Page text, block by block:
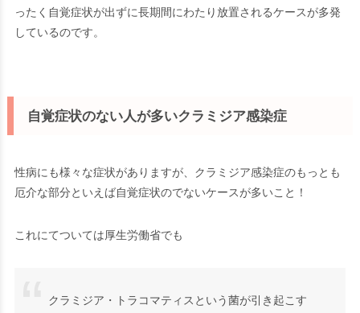
ったく自覚症状が出ずに長期間にわたり放置されるケースが多発
しているのです。
自覚症状のない人が多いクラミジア感染症
性病にも様々な症状がありますが、クラミジア感染症のもっとも
厄介な部分といえば自覚症状のでないケースが多いこと！
これにてついては厚生労働省でも
クラミジア・トラコマティスという菌が引き起こす